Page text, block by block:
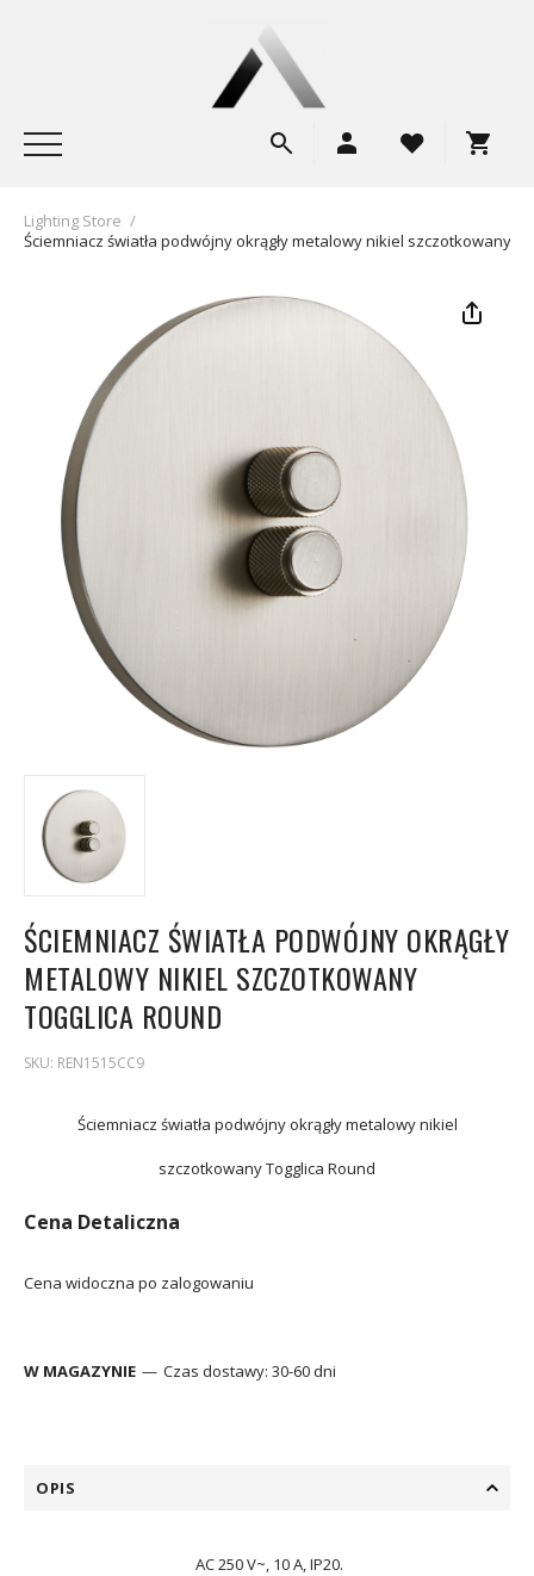
Lighting Store /
Ściemniacz światła podwójny okrągły metalowy nikiel szczotkowany
ŚCIEMNIACZ ŚWIATŁA PODWÓJNY OKRĄGŁY
METALOWY NIKIEL SZCZOTKOWANY
TOGGLICA ROUND
SKU: REN1515CC9
Ściemniacz światła podwójny okrągły metalowy nikiel
szczotkowany Togglica Round
Cena Detaliczna
Cena widoczna po zalogowaniu
W MAGAZYNIE Czas dostawy: 30-60 dni
OPIS
AC 250 V~, 10 A, IP20.